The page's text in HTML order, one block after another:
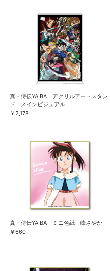
真・侍伝YAIBA アクリルアートスタン
ド メインビジュアル
￥2,178
真・侍伝YAIBA ミニ色紙 峰さやか
￥660